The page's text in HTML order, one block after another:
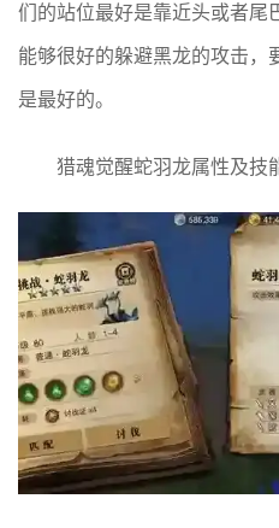
们的站位最好是靠近头或者尾
能够很好的躲避黑龙的攻击，
是最好的。
猎魂觉醒蛇羽龙属性及技